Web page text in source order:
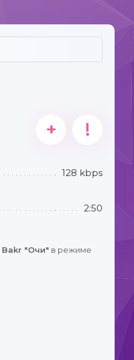
+ !
128 kbps
2:50
Bakr "Очи" в режиме